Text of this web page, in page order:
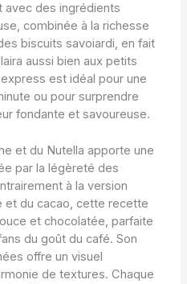
avec des ingrédients
combinée à la richesse
biscuits savoiardi, en fait
aussi bien aux petits
est idéal pour une
ou pour surprendre
fondante et savoureuse.
et du Nutella apporte une
par la légèreté des
à la version
et du cacao, cette recette
et chocolatée, parfaite
du goût du café. Son
offre un visuel
de textures. Chaque